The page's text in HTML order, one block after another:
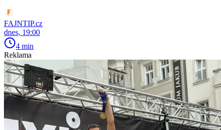
FAJNTIP.cz
dnes, 19:00
4 min
Reklama